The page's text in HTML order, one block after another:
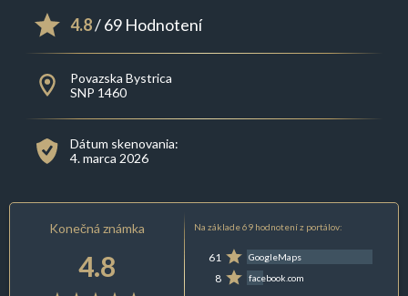
4.8/ 69 Hodnotení
Povazska Bystrica
SNP 1460
Dátum skenovania:
4. marca 2026
Konečná známka
4.8
Na základe 69 hodnotení z portálov:
61 GoogleMaps
8 facebook.com